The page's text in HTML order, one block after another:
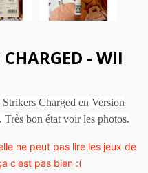
- WII
Charged en Version
Très bon état voir les photos.
ne peut pas lire les jeux de
c'est pas bien :(